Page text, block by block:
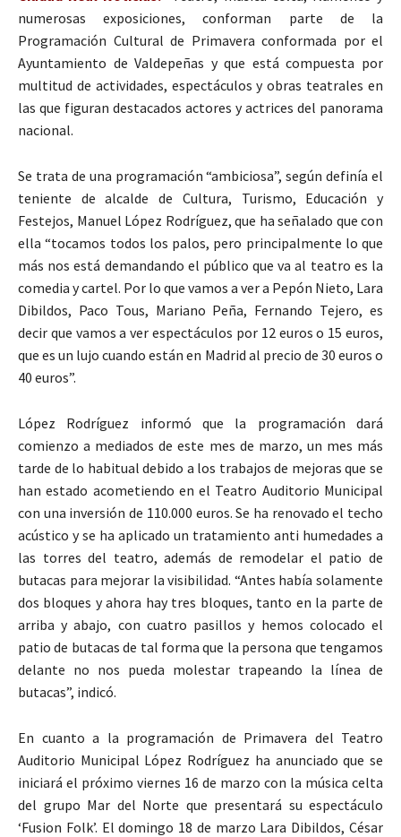
numerosas exposiciones, conforman parte de la
Programación Cultural de Primavera conformada por el
Ayuntamiento de Valdepeñas y que está compuesta por
multitud de actividades, espectáculos y obras teatrales en
las que figuran destacados actores y actrices del panorama
nacional.
Se trata de una programación “ambiciosa”, según definía el
teniente de alcalde de Cultura, Turismo, Educación y
Festejos, Manuel López Rodríguez, que ha señalado que con
ella “tocamos todos los palos, pero principalmente lo que
más nos está demandando el público que va al teatro es la
comedia y cartel. Por lo que vamos a ver a Pepón Nieto, Lara
Dibildos, Paco Tous, Mariano Peña, Fernando Tejero, es
decir que vamos a ver espectáculos por 12 euros o 15 euros,
que es un lujo cuando están en Madrid al precio de 30 euros o
40 euros”.
López Rodríguez informó que la programación dará
comienzo a mediados de este mes de marzo, un mes más
tarde de lo habitual debido a los trabajos de mejoras que se
han estado acometiendo en el Teatro Auditorio Municipal
con una inversión de 110.000 euros. Se ha renovado el techo
acústico y se ha aplicado un tratamiento anti humedades a
las torres del teatro, además de remodelar el patio de
butacas para mejorar la visibilidad. “Antes había solamente
dos bloques y ahora hay tres bloques, tanto en la parte de
arriba y abajo, con cuatro pasillos y hemos colocado el
patio de butacas de tal forma que la persona que tengamos
delante no nos pueda molestar trapeando la línea de
butacas”, indicó.
En cuanto a la programación de Primavera del Teatro
Auditorio Municipal López Rodríguez ha anunciado que se
iniciará el próximo viernes 16 de marzo con la música celta
del grupo Mar del Norte que presentará su espectáculo
‘Fusion Folk’. El domingo 18 de marzo Lara Dibildos, César